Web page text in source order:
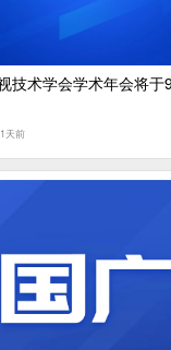
技术学会学术年会将
1天前